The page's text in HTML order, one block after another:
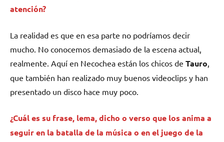
atención?
La realidad es que en esa parte no podríamos decir
mucho. No conocemos demasiado de la escena actual,
realmente. Aquí en Necochea están los chicos de Tauro
que también han realizado muy buenos videoclips y han
presentado un disco hace muy poco.
¿Cuál es su frase, lema, dicho o verso que los anima a
seguir en la batalla de la música o en el juego de la